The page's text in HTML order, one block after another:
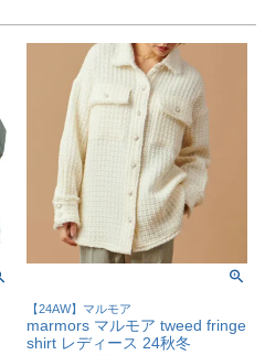
【24AW】マルモア
marmors マルモア tweed fringe
shirt レディース 24秋冬